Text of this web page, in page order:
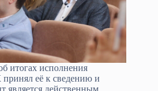
итогах исполнения
её к сведению и
является действенным